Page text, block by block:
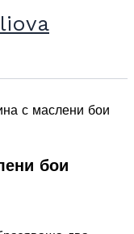
с маслени бои
бои